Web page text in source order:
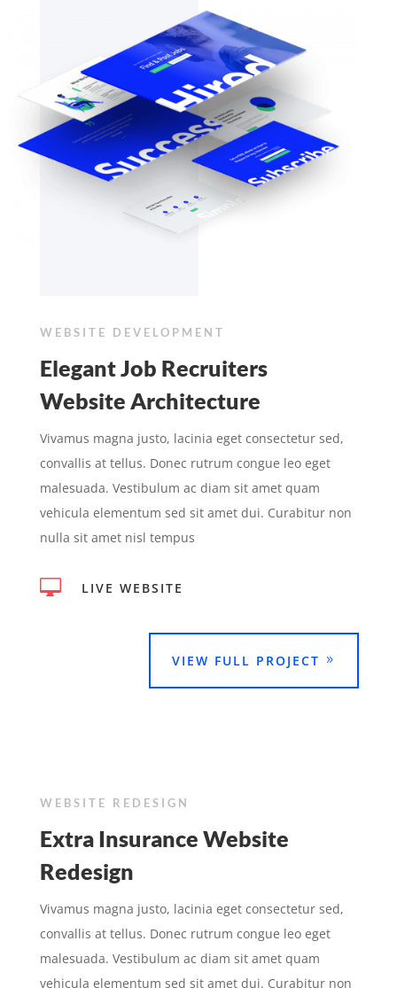
WEBSITE DEVELOPMENT
Elegant Job Recruiters
Website Architecture
Vivamus magna justo, lacinia eget consectetur sed,
convallis at tellus. Donec rutrum congue leo eget
malesuada. Vestibulum ac diam sit amet quam
vehicula elementum sed sit amet dui. Curabitur non
nulla sit amet nisl tempus
 LIVE WEBSITE
VIEW FULL PROJECT
WEBSITE REDESIGN
Extra Insurance Website
Redesign
Vivamus magna justo, lacinia eget consectetur sed,
convallis at tellus. Donec rutrum congue leo eget
malesuada. Vestibulum ac diam sit amet quam
vehicula elementum sed sit amet dui. Curabitur non